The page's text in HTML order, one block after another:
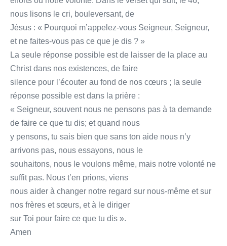
nous lisons le cri, bouleversant, de
Jésus : « Pourquoi m’appelez-vous Seigneur, Seigneur,
et ne faites-vous pas ce que je dis ? »
La seule réponse possible est de laisser de la place au
Christ dans nos existences, de faire
silence pour l’écouter au fond de nos cœurs ; la seule
réponse possible est dans la prière :
« Seigneur, souvent nous ne pensons pas à ta demande
de faire ce que tu dis; et quand nous
y pensons, tu sais bien que sans ton aide nous n’y
arrivons pas, nous essayons, nous le
souhaitons, nous le voulons même, mais notre volonté ne
suffit pas. Nous t’en prions, viens
nous aider à changer notre regard sur nous-même et sur
nos frères et sœurs, et à le diriger
sur Toi pour faire ce que tu dis ».
Amen